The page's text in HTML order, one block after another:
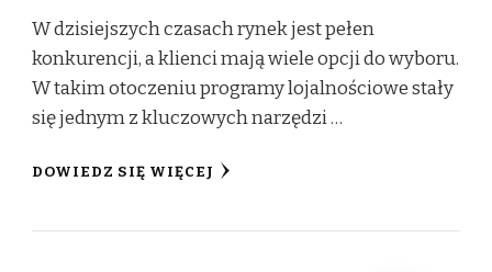
W dzisiejszych czasach rynek jest pełen
konkurencji, a klienci mają wiele opcji do wyboru.
W takim otoczeniu programy lojalnościowe stały
się jednym z kluczowych narzędzi …
DOWIEDZ SIĘ WIĘCEJ